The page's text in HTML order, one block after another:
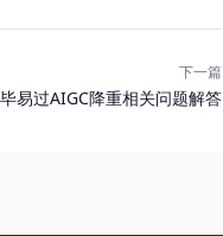
下一篇
毕易过AIGC降重相关问题解答